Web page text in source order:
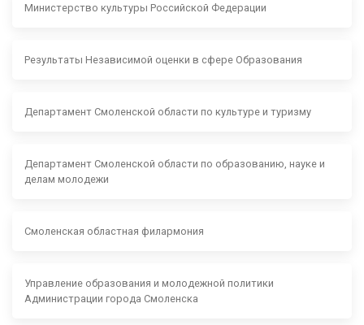
Министерство культуры Российской Федерации
Результаты Независимой оценки в сфере Образования
Департамент Смоленской области по культуре и туризму
Департамент Смоленской области по образованию, науке и
делам молодежи
Смоленская областная филармония
Управление образования и молодежной политики
Администрации города Смоленска